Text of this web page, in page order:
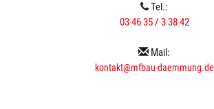
Tel.:
03 46 35 / 3 38 42
Mail:
kontakt@mfbau-daemmung.de